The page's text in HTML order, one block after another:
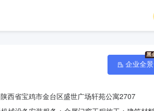
陕西省宝鸡市金台区盛世广场轩苑公寓2707
企业全景